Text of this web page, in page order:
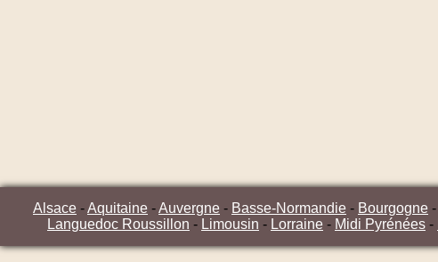
Alsace -Aquitaine -Auvergne - Basse-Normandie - Bourgogne -
Languedoc Roussillon - Limousin - Lorraine - Midi Pyrénées -